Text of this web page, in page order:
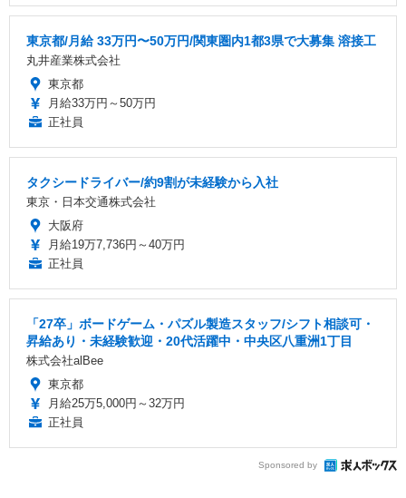
東京都/月給 33万円〜50万円/関東圏内1都3県で大募集 溶接工
丸井産業株式会社
東京都
月給33万円～50万円
正社員
タクシードライバー/約9割が未経験から入社
東京・日本交通株式会社
大阪府
月給19万7,736円～40万円
正社員
「27卒」ボードゲーム・パズル製造スタッフ/シフト相談可・
昇給あり・未経験歓迎・20代活躍中・中央区八重洲1丁目
株式会社alBee
東京都
月給25万5,000円～32万円
正社員
Sponsored by